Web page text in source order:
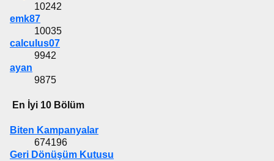
10242
emk87
10035
calculus07
9942
ayan
9875
En İyi 10 Bölüm
Biten Kampanyalar
674196
Geri Dönüşüm Kutusu